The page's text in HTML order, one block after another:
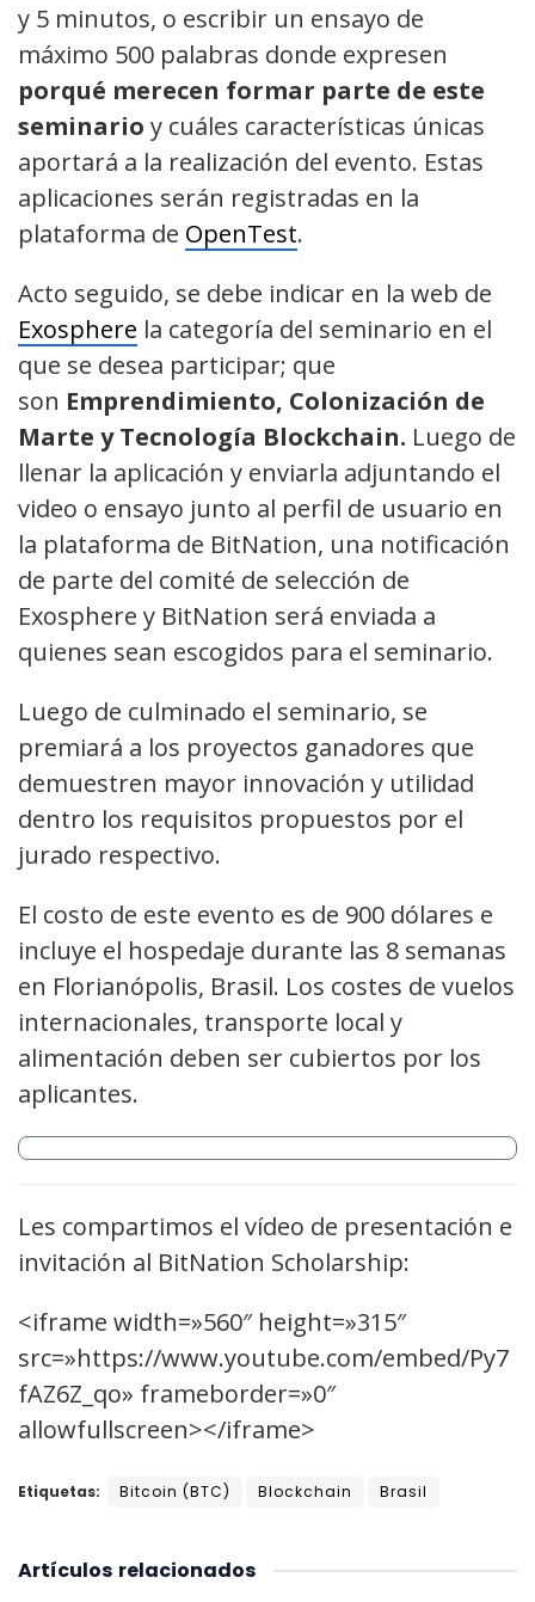
y 5 minutos, o escribir un ensayo de
máximo 500 palabras donde expresen
porqué merecen formar parte de este
seminario y cuáles características únicas
aportará a la realización del evento. Estas
aplicaciones serán registradas en la
plataforma de OpenTest.
Acto seguido, se debe indicar en la web de
Exosphere la categoría del seminario en el
que se desea participar; que
son Emprendimiento, Colonización de
Marte y Tecnología Blockchain. Luego de
llenar la aplicación y enviarla adjuntando el
video o ensayo junto al perfil de usuario en
la plataforma de BitNation, una notificación
de parte del comité de selección de
Exosphere y BitNation será enviada a
quienes sean escogidos para el seminario.
Luego de culminado el seminario, se
premiará a los proyectos ganadores que
demuestren mayor innovación y utilidad
dentro los requisitos propuestos por el
jurado respectivo.
El costo de este evento es de 900 dólares e
incluye el hospedaje durante las 8 semanas
en Florianópolis, Brasil. Los costes de vuelos
internacionales, transporte local y
alimentación deben ser cubiertos por los
aplicantes.
Les compartimos el vídeo de presentación e
invitación al BitNation Scholarship:
<iframe width=»560″ height=»315″
src=»https://www.youtube.com/embed/Py7
fAZ6Z_qo» frameborder=»0″
allowfullscreen></iframe>
Etiquetas: Bitcoin (BTC) Blockchain Brasil
relacionados
Artículos